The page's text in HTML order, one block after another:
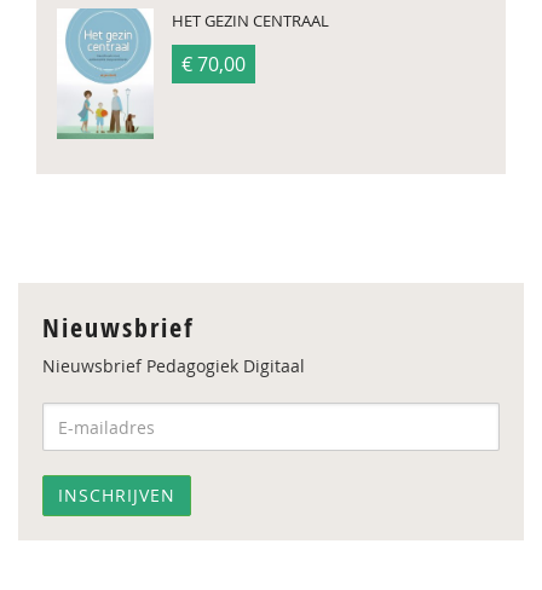
HET GEZIN CENTRAAL
€ 70,00
Nieuwsbrief
Nieuwsbrief Pedagogiek Digitaal